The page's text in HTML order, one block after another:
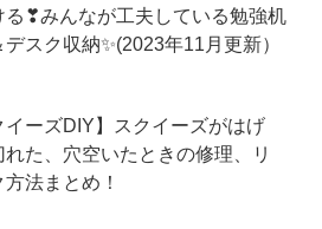
る❣みんなが工夫している勉強机
スク収納✨(2023年11月更新）
イーズDIY】スクイーズがはげ
れた、穴空いたときの修理、リ
方法まとめ！